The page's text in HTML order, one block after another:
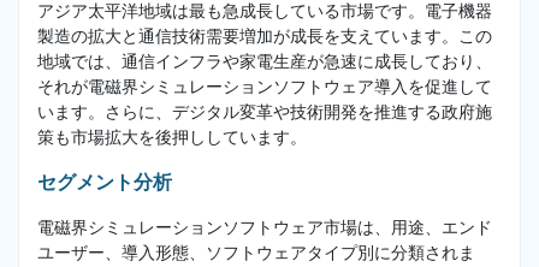
アジア太平洋地域は最も急成長している市場です。電子機器
製造の拡大と通信技術需要増加が成長を支えています。この
地域では、通信インフラや家電生産が急速に成長しており、
それが電磁界シミュレーションソフトウェア導入を促進して
います。さらに、デジタル変革や技術開発を推進する政府施
策も市場拡大を後押ししています。
セグメント分析
電磁界シミュレーションソフトウェア市場は、用途、エンド
ユーザー、導入形態、ソフトウェアタイプ別に分類されま